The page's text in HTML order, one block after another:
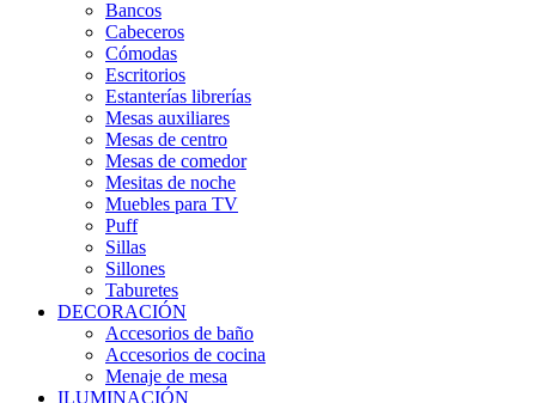
Bancos
Cabeceros
Cómodas
Escritorios
Estanterías librerías
Mesas auxiliares
Mesas de centro
Mesas de comedor
Mesitas de noche
Muebles para TV
Puff
Sillas
Sillones
Taburetes
DECORACIÓN
Accesorios de baño
Accesorios de cocina
Menaje de mesa
ILUMINACIÓN